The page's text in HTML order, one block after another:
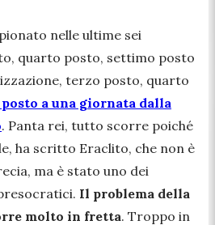
nelle ultime sei
quarto posto, settimo posto
terzo posto, quarto
a una giornata dalla
. Panta rei, tutto scorre poiché
ha scritto Eraclito, che non è
ma è stato uno dei
Il problema della
molto in fretta. Troppo in